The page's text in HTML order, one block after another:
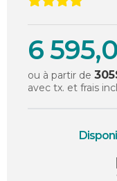
6
ou à partir de 305
avec tx. et frais